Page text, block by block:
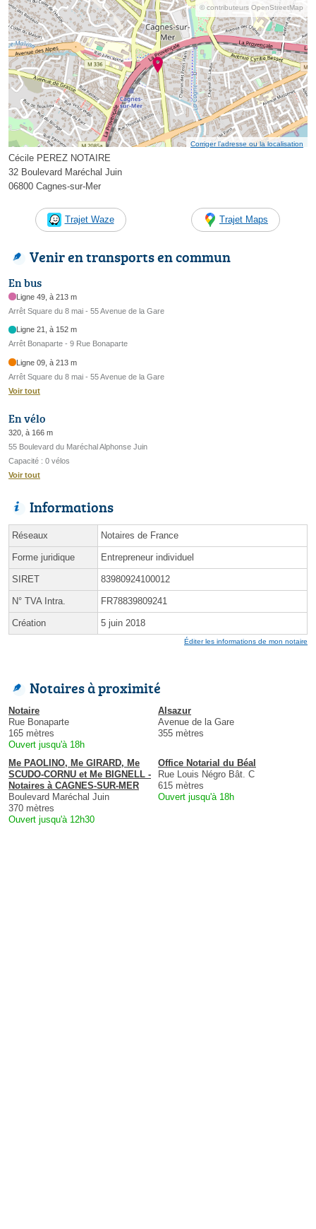
© contributeurs OpenStreetMap
Corriger l’adresse ou la localisation
Cécile PEREZ NOTAIRE
32 Boulevard Maréchal Juin
06800 Cagnes-sur-Mer
Trajet Waze Trajet Maps
Venir en transports en commun
En bus
Ligne 49, à 213 m
Arrêt Square du 8 mai - 55 Avenue de la Gare
Ligne 21, à 152 m
Arrêt Bonaparte - 9 Rue Bonaparte
Ligne 09, à 213 m
Arrêt Square du 8 mai - 55 Avenue de la Gare
Voir tout
En vélo
320, à 166 m
55 Boulevard du Maréchal Alphonse Juin
Capacité : 0 vélos
Voir tout
Informations
Réseaux Notaires de France
Forme juridique Entrepreneur individuel
SIRET 83980924100012
N° TVA Intra. FR78839809241
Création 5 juin 2018
Éditer les informations de mon notaire
Notaires à proximité
Notaire
Rue Bonaparte
165 mètres
Ouvert jusqu'à 18h
Alsazur
Avenue de la Gare
355 mètres
Me PAOLINO, Me GIRARD, Me
SCUDO-CORNU et Me BIGNELL -
Notaires à CAGNES-SUR-MER
Boulevard Maréchal Juin
370 mètres
Ouvert jusqu'à 12h30
Office Notarial du Béal
Rue Louis Négro Bât. C
615 mètres
Ouvert jusqu'à 18h